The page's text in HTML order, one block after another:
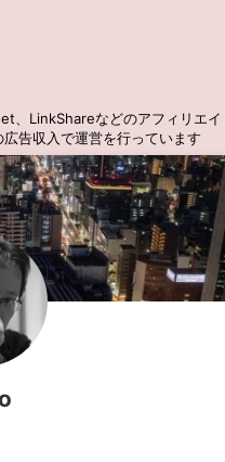
、LinkShareなどのアフィリエイ
告収入で運営を行っています